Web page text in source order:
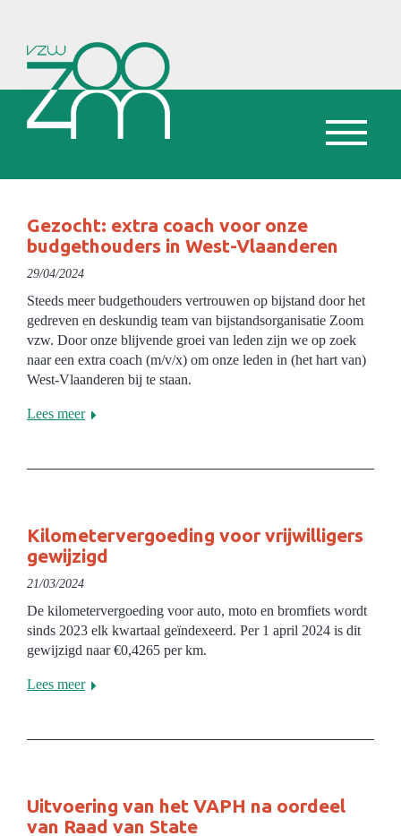
Gezocht: extra coach voor onze
budgethouders in West-Vlaanderen
29/04/2024
Steeds meer budgethouders vertrouwen op bijstand door het
gedreven en deskundig team van bijstandsorganisatie Zoom
vzw. Door onze blijvende groei van leden zijn we op zoek
naar een extra coach (m/v/x) om onze leden in (het hart van)
West-Vlaanderen bij te staan.
Lees meer
Kilometervergoeding voor vrijwilligers
gewijzigd
21/03/2024
De kilometervergoeding voor auto, moto en bromfiets wordt
sinds 2023 elk kwartaal geïndexeerd. Per 1 april 2024 is dit
gewijzigd naar €0,4265 per km.
Lees meer
Uitvoering van het VAPH na oordeel
van Raad van State